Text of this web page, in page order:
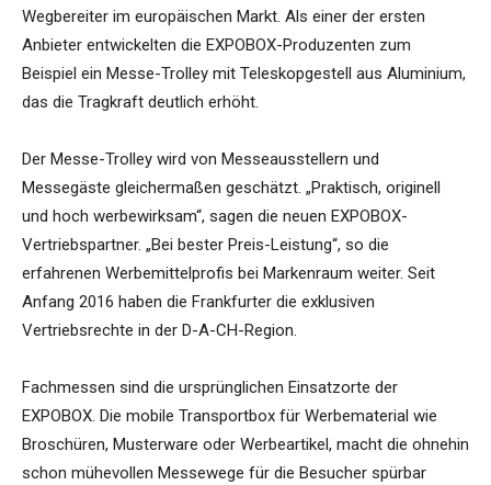
Wegbereiter im europäischen Markt. Als einer der ersten
Anbieter entwickelten die EXPOBOX-Produzenten zum
Beispiel ein Messe-Trolley mit Teleskopgestell aus Aluminium,
das die Tragkraft deutlich erhöht.
Der Messe-Trolley wird von Messeausstellern und
Messegäste gleichermaßen geschätzt. „Praktisch, originell
und hoch werbewirksam“, sagen die neuen EXPOBOX-
Vertriebspartner. „Bei bester Preis-Leistung“, so die
erfahrenen Werbemittelprofis bei Markenraum weiter. Seit
Anfang 2016 haben die Frankfurter die exklusiven
Vertriebsrechte in der D-A-CH-Region.
Fachmessen sind die ursprünglichen Einsatzorte der
EXPOBOX. Die mobile Transportbox für Werbematerial wie
Broschüren, Musterware oder Werbeartikel, macht die ohnehin
schon mühevollen Messewege für die Besucher spürbar